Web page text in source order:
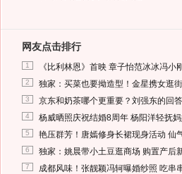
网友点击排行
1 《比利林恩》首映 章子怡范冰冰冯小
2 独家：买菜也要拗造型！金星携女逛
3 京东和奶茶哪个更重要？刘强东的回
4 杨威晒照庆祝结婚8周年 杨阳洋轻抚
5 艳压群芳！唐嫣修身长裙现身活动 仙
6 独家：姚晨带小土豆逛商场 购置产后
7 成都风味！张靓颖冯轲曝婚纱照 吃串